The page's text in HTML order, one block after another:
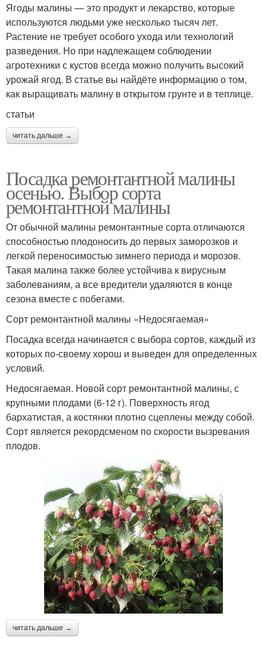
Ягоды малины — это продукт и лекарство, которые
используются людьми уже несколько тысяч лет.
Растение не требует особого ухода или технологий
разведения. Но при надлежащем соблюдении
агротехники с кустов всегда можно получить высокий
урожай ягод. В статье вы найдёте информацию о том,
как выращивать малину в открытом грунте и в теплице.
статьи
читать дальше →
Посадка ремонтантной малины
осенью. Выбор сорта
ремонтантной малины
От обычной малины ремонтантные сорта отличаются
способностью плодоносить до первых заморозков и
легкой переносимостью зимнего периода и морозов.
Такая малина также более устойчива к вирусным
заболеваниям, а все вредители удаляются в конце
сезона вместе с побегами.
Сорт ремонтантной малины «Недосягаемая»
Посадка всегда начинается с выбора сортов, каждый из
которых по-своему хорош и выведен для определенных
условий.
Недосягаемая. Новой сорт ремонтантной малины, с
крупными плодами (6-12 г). Поверхность ягод
бархатистая, а костянки плотно сцеплены между собой.
Сорт является рекордсменом по скорости вызревания
плодов.
читать дальше →